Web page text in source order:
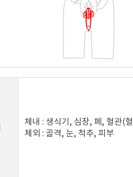
체내 : 생식기, 심장, 폐, 혈관(
체외 : 골격, 눈, 척추, 피부